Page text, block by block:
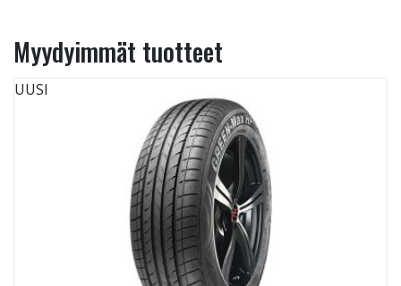
Myydyimmät tuotteet
UUSI